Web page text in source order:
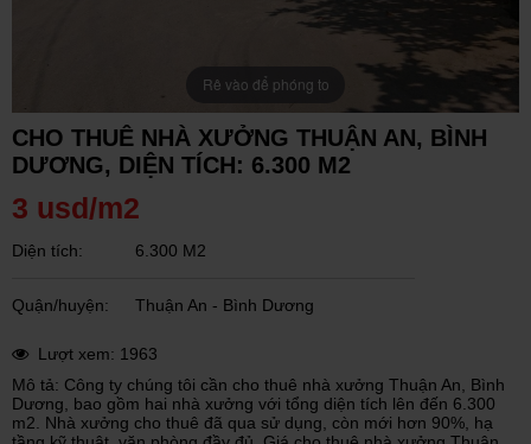
Rê vào để phóng to
CHO THUÊ NHÀ XƯỞNG THUẬN AN, BÌNH
DƯƠNG, DIỆN TÍCH: 6.300 M2
3 usd/m2
Diện tích: 6.300 M2
Quận/huyện: Thuận An - Bình Dương
Lượt xem: 1963
Mô tả: Công ty chúng tôi cần cho thuê nhà xưởng Thuận An, Bình
Dương, bao gồm hai nhà xưởng với tổng diện tích lên đến 6.300
m2. Nhà xưởng cho thuê đã qua sử dụng, còn mới hơn 90%, hạ